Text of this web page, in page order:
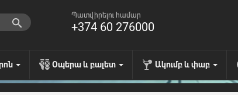
Պատվիրելու համար
+374 60 276000
Օպերա և բալետ Ակումբ և փաբ